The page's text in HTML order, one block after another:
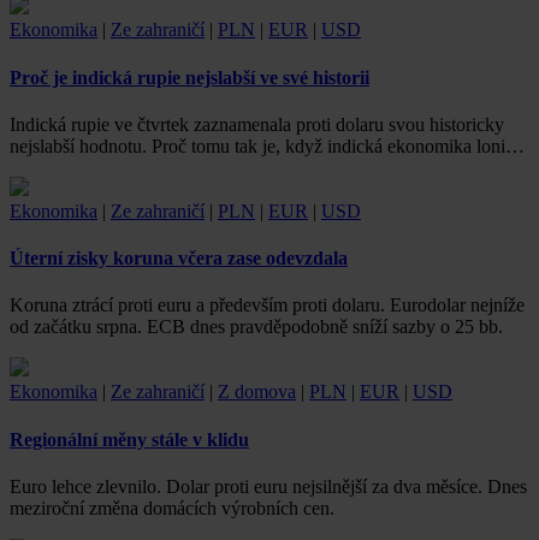
Ekonomika | Ze zahraničí | PLN | EUR | USD
Proč je indická rupie nejslabší ve své historii
Indická rupie ve čtvrtek zaznamenala proti dolaru svou historicky
nejslabší hodnotu. Proč tomu tak je, když indická ekonomika loni…
Ekonomika | Ze zahraničí | PLN | EUR | USD
Úterní zisky koruna včera zase odevzdala
Koruna ztrácí proti euru a především proti dolaru. Eurodolar nejníže
od začátku srpna. ECB dnes pravděpodobně sníží sazby o 25 bb.
Ekonomika Ze zahraničí Z domova PLN EUR USD
Regionální měny stále v klidu
Euro lehce zlevnilo. Dolar proti euru nejsilnější za dva měsíce. Dnes
meziroční změna domácích výrobních cen.